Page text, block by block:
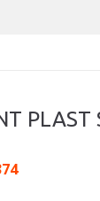
PLAST